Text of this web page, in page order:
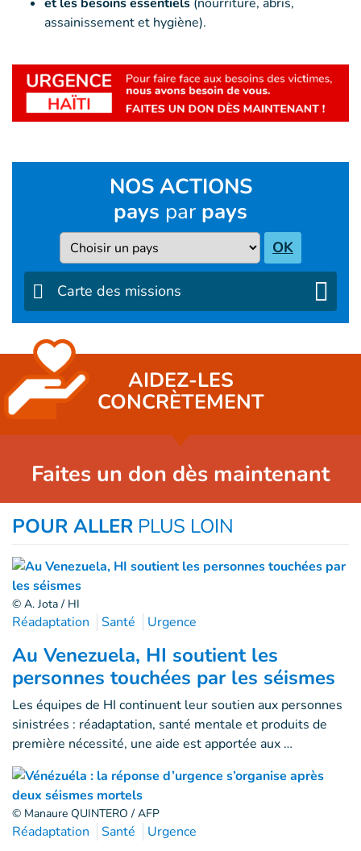
assainissement et hygiène).
NOS ACTIONS
pays par pays
Pays OK
Carte des missions
AIDEZ-LES
CONCRÈTEMENT
Faites un don dès maintenant
POUR ALLER PLUS LOIN
© A. Jota / HI
Réadaptation Santé Urgence
Au Venezuela, HI soutient les
personnes touchées par les séismes
Les équipes de HI continuent leur soutien aux personnes
sinistrées : réadaptation, santé mentale et produits de
première nécessité, une aide est apportée aux …
© Manaure QUINTERO / AFP
Réadaptation Santé Urgence